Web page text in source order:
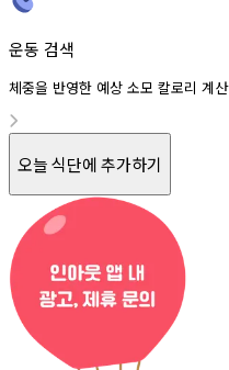
운동 검색
체중을 반영한 예상 소모 칼로리 계산
오늘 식단에 추가하기